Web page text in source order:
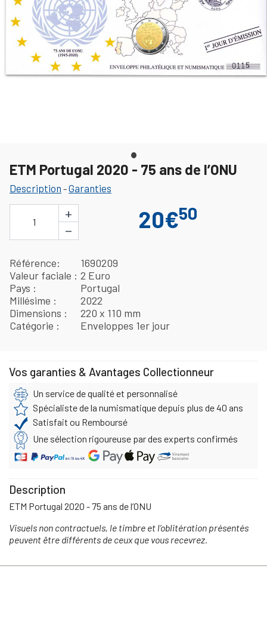
ETM Portugal 2020 - 75 ans de l’ONU
Description -Garanties
1
+
−
20€50
Référence
1690209
Valeur faciale
2 Euro
Pays
Portugal
Millésime
2022
Dimensions
220 x 110 mm
Catégorie
Enveloppes 1er jour
Vos garanties & Avantages Collectionneur
Un service de qualité et personnalisé
Spécialiste de la numismatique depuis plus de 40 ans
Satisfait ou Remboursé
Une sélection rigoureuse par des experts confirmés
Description
ETM Portugal 2020 - 75 ans de l’ONU
Visuels non contractuels, le timbre et l’oblitération présentés
peuvent être différents de ceux que vous recevrez.